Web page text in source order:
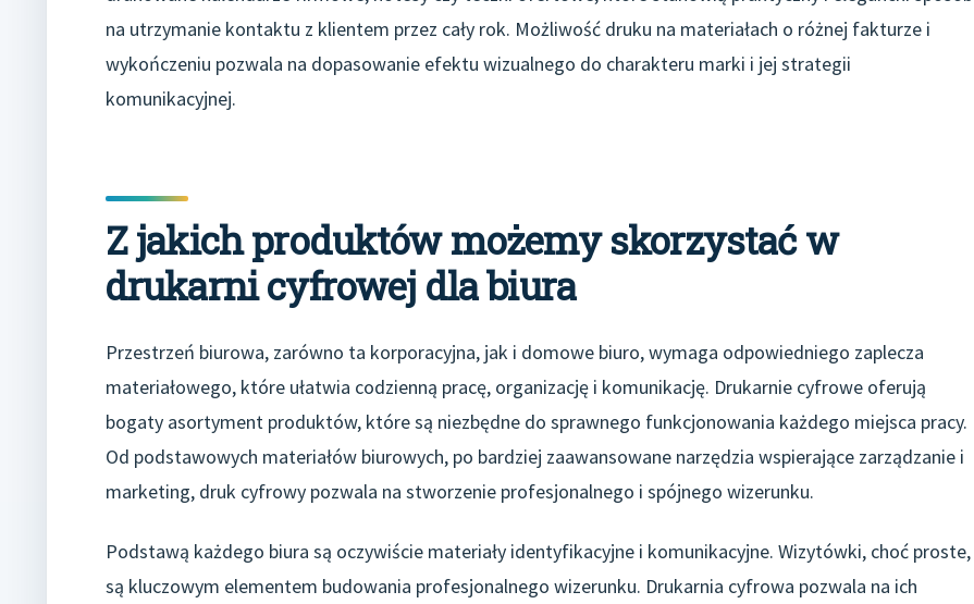
na utrzymanie kontaktu z klientem przez cały rok. Możliwość druku na materiałach o różnej fakturze i
wykończeniu pozwala na dopasowanie efektu wizualnego do charakteru marki i jej strategii
komunikacyjnej.
Z jakich produktów możemy skorzystać w
drukarni cyfrowej dla biura
Przestrzeń biurowa, zarówno ta korporacyjna, jak i domowe biuro, wymaga odpowiedniego zaplecza
materiałowego, które ułatwia codzienną pracę, organizację i komunikację. Drukarnie cyfrowe oferują
bogaty asortyment produktów, które są niezbędne do sprawnego funkcjonowania każdego miejsca pracy.
Od podstawowych materiałów biurowych, po bardziej zaawansowane narzędzia wspierające zarządzanie i
marketing, druk cyfrowy pozwala na stworzenie profesjonalnego i spójnego wizerunku.
Podstawą każdego biura są oczywiście materiały identyfikacyjne i komunikacyjne. Wizytówki, choć proste,
są kluczowym elementem budowania profesjonalnego wizerunku. Drukarnia cyfrowa pozwala na ich